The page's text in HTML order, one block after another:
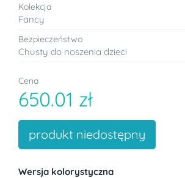
Kolekcja
Fancy
Bezpieczeństwo
Chusty do noszenia dzieci
Cena
650.01 zł
produkt niedostępny
Wersja kolorystyczna